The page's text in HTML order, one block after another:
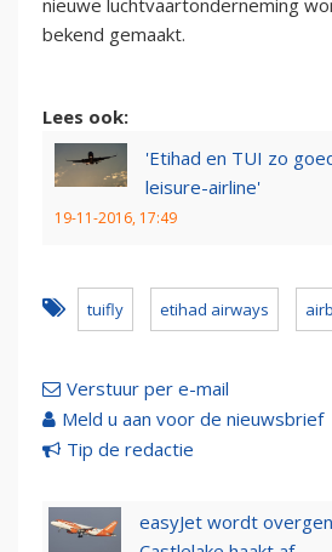
nieuwe luchtvaartonderneming
bekend gemaakt.
Lees ook:
'Etihad en TUI zo
leisure-airline'
19-11-2016, 17:49
tuifly etihad airways
Verstuur per e-mail
Meld u aan voor de nieuwsbrief
Tip de redactie
easyJet wordt